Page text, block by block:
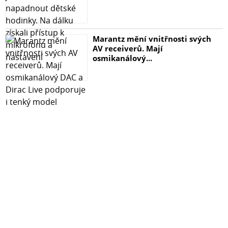
Marantz mění vnitřnosti svých
AV receiverů. Mají
osmikanálový...